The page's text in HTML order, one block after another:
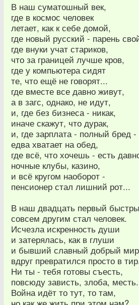
В наш суматошный век,
где в космос человек
летает, как к себе домой,
где новый русский - парень
где внуки учат стариков,
что за границей лучше кров,
где у компьютера сидят
те, что ещё не говорят...
где вместе все давно живут,
а в загс, однако, не идут,
и, где без бизнеса - никак,
иначе скажут, что дурак,
и, где зарплата - полный бред -
едва хватает на обед,
где всё, что хочешь - есть
ночные клубы, казино,
и всё кругом наоборот -
пенсионер стал лишний рот...
В наш двадцать первый
совсем другим стал человек.
Исчезла искренность души
и затерялась, как в глуши
и бывший славный добрый мир
вдруг превратился просто в
Ни ты - тебя готовы съесть,
повсюду зависть, злоба, месть.
Война идёт то тут, то там,